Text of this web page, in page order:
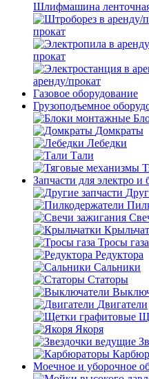
Шлифмашина
прокат
прокат
аренду/прокат
Газовое оборудование
Грузоподъемное
Домкраты
Лебедки
Тали
Запчасти для электро и
Тросы газа
Редуктора
Сальники
Статоры
Двигатели
Якоря
Моечное и уборочное